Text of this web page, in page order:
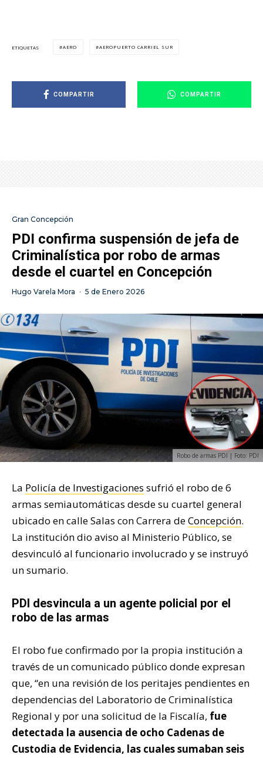
ETIQUETAS AERO AEROPUERTO CARRIEL SUR
COMPARTIR COMPARTIR
Gran Concepción
PDI confirma suspensión de jefa de
Criminalística por robo de armas
desde el cuartel en Concepción
Hugo Varela Mora · 5 de Enero 2026
Robo de armas PDI | Foto: PDI
La Policía de Investigaciones sufrió el robo de 6
armas semiautomáticas desde su cuartel general
ubicado en calle Salas con Carrera deConcepción.
La institución dio aviso al Ministerio Público, se
desvinculó al funcionario involucrado y se instruyó
un sumario.
PDI desvincula a un agente policial por el
robo de las armas
El robo fue confirmado por la propia institución a
través de un comunicado público donde expresan
que, “en una revisión de los peritajes pendientes en
dependencias del Laboratorio de Criminalística
Regional y por una solicitud de la Fiscalía, fue
detectada la ausencia de ocho Cadenas de
Custodia de Evidencia, las cuales sumaban seis